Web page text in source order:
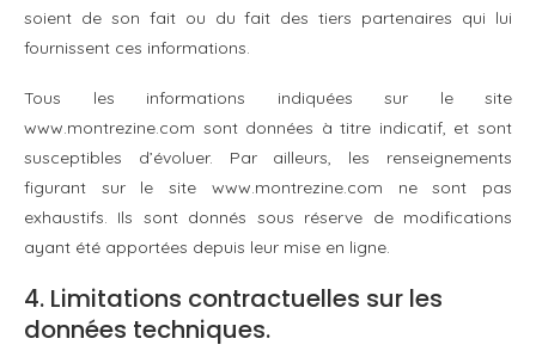
soient de son fait ou du fait des tiers partenaires qui lui
fournissent ces informations.
Tous les informations indiquées sur le site
www.montrezine.com sont données à titre indicatif, et sont
susceptibles d’évoluer. Par ailleurs, les renseignements
figurant sur le site www.montrezine.com ne sont pas
exhaustifs. Ils sont donnés sous réserve de modifications
ayant été apportées depuis leur mise en ligne.
4. Limitations contractuelles sur les
données techniques.